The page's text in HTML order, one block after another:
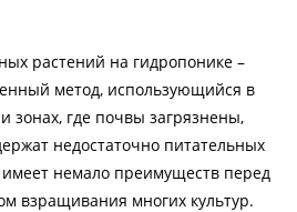
растений на гидропонике –
метод, использующийся в
зонах, где почвы загрязнены,
недостаточно питательных
немало преимуществ перед
взращивания многих культур.